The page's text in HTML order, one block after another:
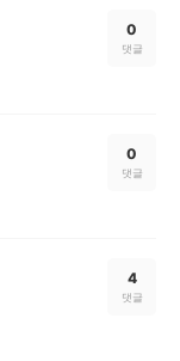
0
댓글
0
댓글
4
댓글